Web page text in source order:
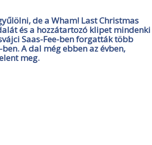
de a Wham! Last Christmas
és a hozzátartozó klipet mindenki
Saas-Fee-ben forgatták több
A dal még ebben az évben,
meg.